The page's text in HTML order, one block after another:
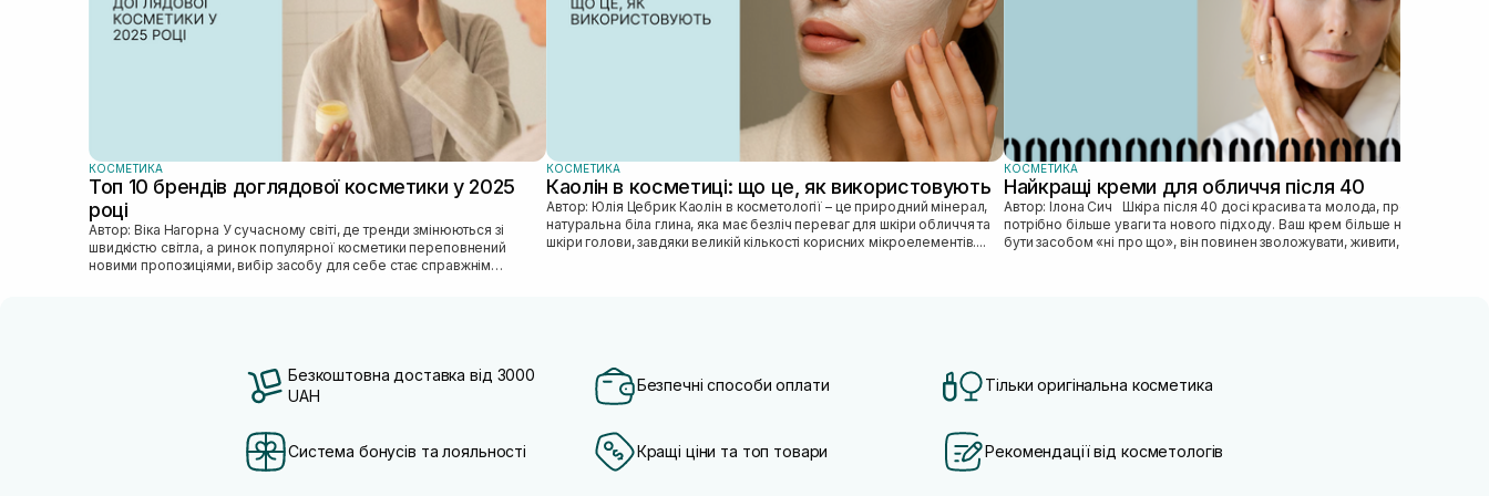
КОСМЕТИКА
Топ 10 брендів доглядової косметики у 2025
році
Автор: Віка Нагорна У сучасному світі, де тренди змінюються зі
швидкістю світла, а ринок популярної косметики переповнений
новими пропозиціями, вибір засобу для себе стає справжнім
КОСМЕТИКА
Каолін в косметиці: що це, як використовують
Автор: Юлія Цебрик Каолін в косметології – це природний мінерал,
натуральна біла глина, яка має безліч переваг для шкіри обличчя та
шкіри голови, завдяки великій кількості корисних мікроелементів....
КОСМЕТИКА
Найкращі креми для обличчя після 40
Автор: Ілона Сич Шкіра після 40 досі красива та молода, просто їй
потрібно більше уваги та нового підходу. Ваш крем більше не може
бути засобом «ні про що», він повинен зволожувати, живити, покр...
Безкоштовна доставка від 3000
UAH
Безпечні способи оплати Тільки оригінальна косметика
Система бонусів та лояльності Кращі ціни та топ товари Рекомендації від косметологів